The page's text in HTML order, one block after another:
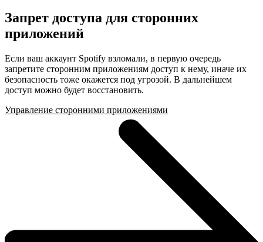
Запрет доступа для сторонних
приложений
Если ваш аккаунт Spotify взломали, в первую очередь
запретите сторонним приложениям доступ к нему, иначе их
безопасность тоже окажется под угрозой. В дальнейшем
доступ можно будет восстановить.
Управление сторонними приложениями